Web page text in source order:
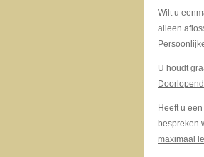
Wilt u
alleen
U houdt
Heeft u
bespreken
maximaal